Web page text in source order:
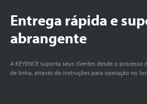
Entrega rápida e
abrangente
A KEYENCE suporta seus clientes desde o processo
de linha, através de instruções para operação no